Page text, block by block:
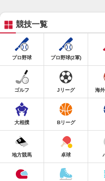
競技一覧
プロ野球 プロ野球(2軍)
ゴルフ Jリーグ 海
大相撲 Bリーグ
地方競馬 卓球